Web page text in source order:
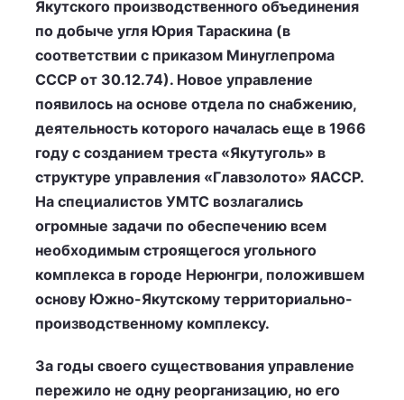
Якутского производственного объединения
по добыче угля Юрия Тараскина (в
соответствии с приказом Минуглепрома
СССР от 30.12.74). Новое управление
появилось на основе отдела по снабжению,
деятельность которого началась еще в 1966
году с созданием треста «Якутуголь» в
структуре управления «Главзолото» ЯАССР.
На специалистов УМТС возлагались
огромные задачи по обеспечению всем
необходимым строящегося угольного
комплекса в городе Нерюнгри, положившем
основу Южно-Якутскому территориально-
производственному комплексу.
За годы своего существования управление
пережило не одну реорганизацию, но его